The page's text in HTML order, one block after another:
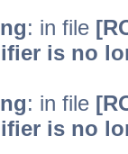
: in file
is no
: in file
is no